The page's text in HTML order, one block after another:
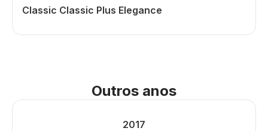
Classic Classic Plus Elegance
Outros anos
2017